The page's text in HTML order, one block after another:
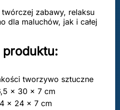
zabawy, relaksu
dla maluchów, jak i całej
tworzywo sztuczne
× 30 × 7 cm
× 24 × 7 cm